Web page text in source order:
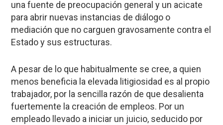
una fuente de preocupación general y un acicate
para abrir nuevas instancias de diálogo o
mediación que no carguen gravosamente contra el
Estado y sus estructuras.
A pesar de lo que habitualmente se cree, a quien
menos beneficia la elevada litigiosidad es al propio
trabajador, por la sencilla razón de que desalienta
fuertemente la creación de empleos. Por un
empleado llevado a iniciar un juicio, seducido por